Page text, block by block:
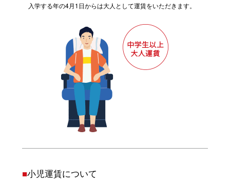
入学する年の4月1日からは大人として運賃をいただきます。
■小児運賃について